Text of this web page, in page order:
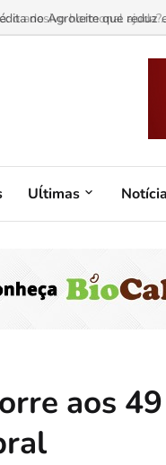
o adesivo hormonal ajuda?...
Uĺtimas
aos